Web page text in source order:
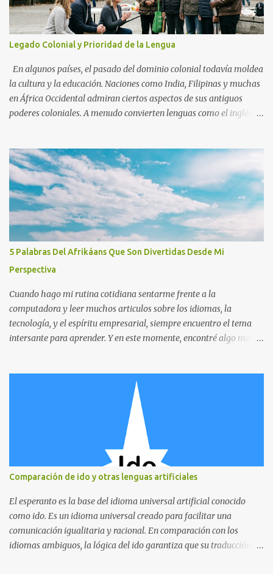
Legado Colonial y Prioridad de la Lengua
En algunos países, el pasado del dominio colonial todavía moldea
la cultura y la educación. Naciones como India, Filipinas y muchas
en África Occidental admiran ciertos aspectos de sus antiguos
poderes coloniales. A menudo convierten lenguas como el inglés, el
Ejemplos En África francófona, el francés sigue siendo la lengua
del gobierno y de las escuelas, visto como un símbolo de estatus.
En Filipinas, el inglés es fuerte en los negocios y las universidades,
a menudo más importante que las lenguas locales. En Camerún, la
gente debate si el francés y el inglés deben dominar o si las lenguas
nativas deben tener más espacio. Ventajas Conocer lenguas
coloniales ayuda en el comercio, la diplomacia y los estudios en el
extranjero. Hablarlas puede traer mejores empleos y mayor
posición social. Dan acceso a muchos libros, ciencia y recursos
culturales. Desventajas Las...
5 Palabras Del Afrikáans Que Son Divertidas Desde Mi
Perspectiva
Cuando hago mi rutina cotidiana sentarme frente a la
computadora y leer muchos articulos sobre los idiomas, la
tecnología, y el espíritu empresarial, siempre encuentro el tema
intersante para aprender. Y en este momente, encontré algo más
Comparación de ido y otras lenguas artificiales
El esperanto es la base del idioma universal artificial conocido
como ido. Es un idioma universal creado para facilitar una
comunicación igualitaria y racional. En comparación con los
idiomas ambiguos, la lógica del ido garantiza que su traducción